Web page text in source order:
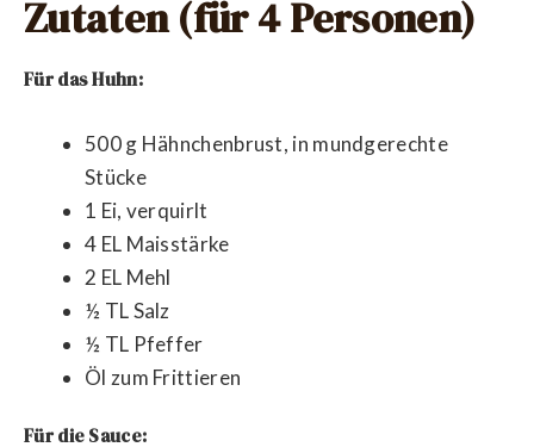
Zutaten (für 4 Personen)
Für das Huhn:
500 g Hähnchenbrust, in mundgerechte
Stücke
1 Ei, verquirlt
4 EL Maisstärke
2 EL Mehl
½ TL Salz
½ TL Pfeffer
Öl zum Frittieren
Für die Sauce: